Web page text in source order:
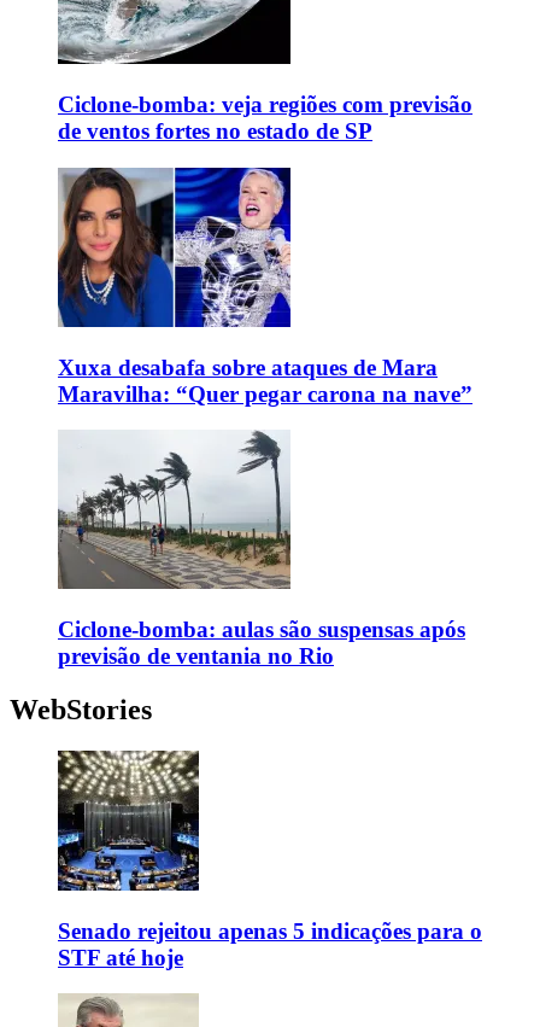
Ciclone-bomba: veja regiões com previsão
de ventos fortes no estado de SP
Xuxa desabafa sobre ataques de Mara
Maravilha: “Quer pegar carona na nave”
Ciclone-bomba: aulas são suspensas após
previsão de ventania no Rio
WebStories
Senado rejeitou apenas 5 indicações para o
STF até hoje